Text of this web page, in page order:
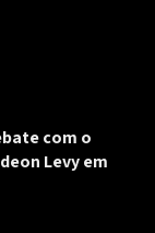
com o
Levy em